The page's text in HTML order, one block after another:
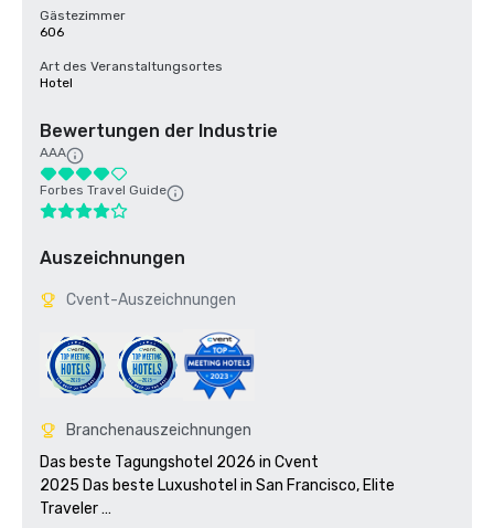
Gästezimmer
606
Art des Veranstaltungsortes
Hotel
Bewertungen der Industrie
AAA
Forbes Travel Guide
Auszeichnungen
Cvent-Auszeichnungen
Branchenauszeichnungen
Das beste Tagungshotel 2026 in Cvent
2025 Das beste Luxushotel in San Francisco, Elite
Traveler